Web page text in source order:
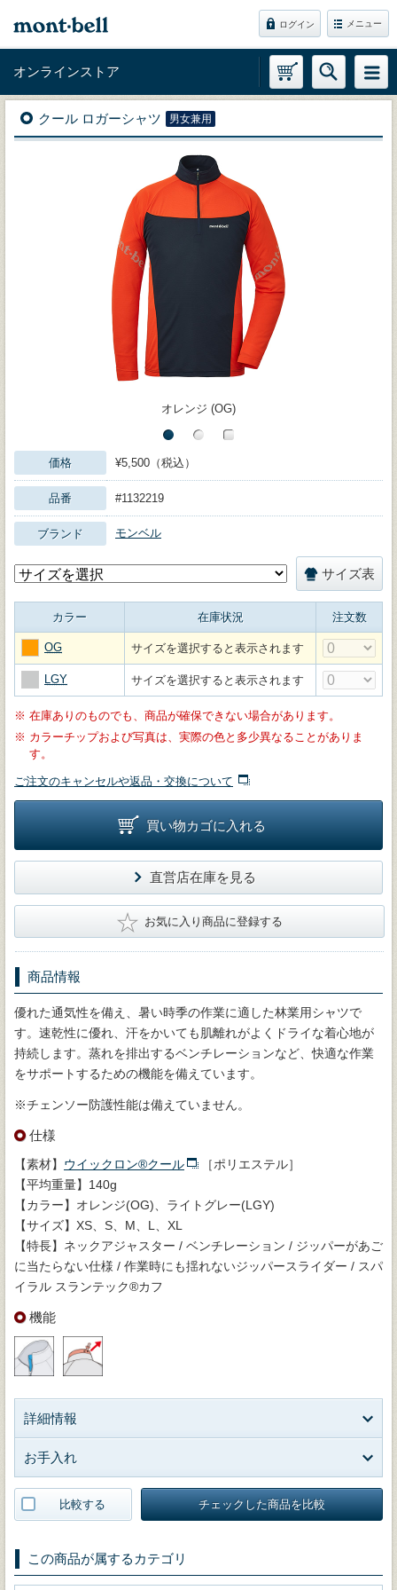
ログイン メニュー
オンラインストア
クール ロガーシャツ 男女兼用
オレンジ (OG)
価格 ¥5,500（税込）
品番 #1132219
ブランド モンベル
サイズ表
カラー 在庫状況 注文数
OG サイズを選択すると表示されます
LGY サイズを選択すると表示されます
※ 在庫ありのものでも、商品が確保できない場合があります。
※ カラーチップおよび写真は、実際の色と多少異なることがありま
す。
ご注文のキャンセルや返品・交換について
買い物カゴに入れる
直営店在庫を見る
★ お気に入り商品に登録する
商品情報
優れた通気性を備え、暑い時季の作業に適した林業用シャツで
す。速乾性に優れ、汗をかいても肌離れがよくドライな着心地が
持続します。蒸れを排出するベンチレーションなど、快適な作業
をサポートするための機能を備えています。
※チェンソー防護性能は備えていません。
仕様
【素材】 ウイックロン®クール
［ポリエステル］
【平均重量】140g
【カラー】オレンジ(OG)、ライトグレー(LGY)
【サイズ】XS、S、M、L、XL
【特長】ネックアジャスター / ベンチレーション / ジッパーがあご
に当たらない仕様 / 作業時にも揺れないジッパースライダー / スパ
イラル スランテック®カフ
機能
詳細情報
お手入れ
比較する チェックした商品を比較
この商品が属するカテゴリ